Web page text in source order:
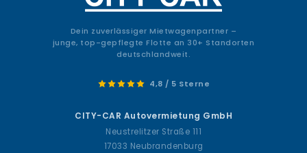
Dein zuverlässiger Mietwagenpartner –
junge, top-gepflegte Flotte an 30+ Standorten
deutschlandweit.
4,8 / 5 Sterne
CITY-CAR Autovermietung GmbH
Neustrelitzer Straße 111
17033 Neubrandenburg